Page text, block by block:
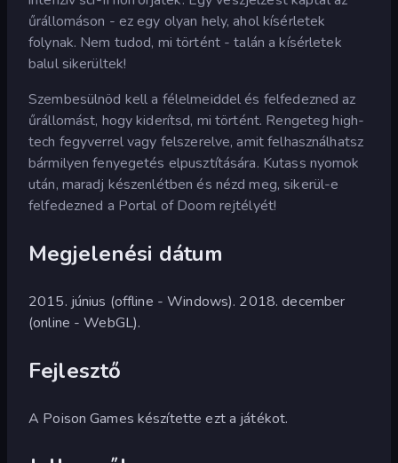
űrállomáson - ez egy olyan hely, ahol kísérletek
folynak. Nem tudod, mi történt - talán a kísérletek
balul sikerültek!
Szembesülnöd kell a félelmeiddel és felfedezned az
űrállomást, hogy kiderítsd, mi történt. Rengeteg high-
tech fegyverrel vagy felszerelve, amit felhasználhatsz
bármilyen fenyegetés elpusztítására. Kutass nyomok
után, maradj készenlétben és nézd meg, sikerül-e
felfedezned a Portal of Doom rejtélyét!
Megjelenési dátum
2015. június (offline - Windows). 2018. december
(online - WebGL).
Fejlesztő
A Poison Games készítette ezt a játékot.